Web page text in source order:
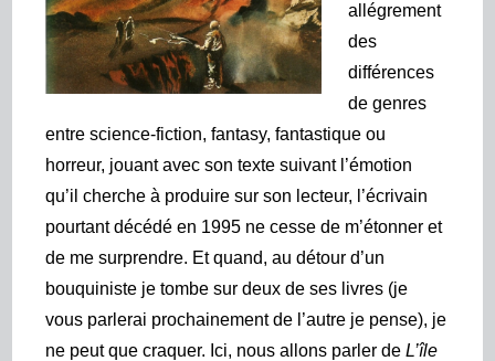
allégrement
des
différences
de genres
entre science-fiction, fantasy, fantastique ou
horreur, jouant avec son texte suivant l’émotion
qu’il cherche à produire sur son lecteur, l’écrivain
pourtant décédé en 1995 ne cesse de m’étonner et
de me surprendre. Et quand, au détour d’un
bouquiniste je tombe sur deux de ses livres (je
vous parlerai prochainement de l’autre je pense), je
ne peut que craquer. Ici, nous allons parler deL’île